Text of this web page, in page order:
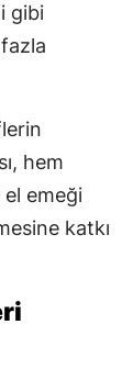
gibi
hem
el emeği
katkı